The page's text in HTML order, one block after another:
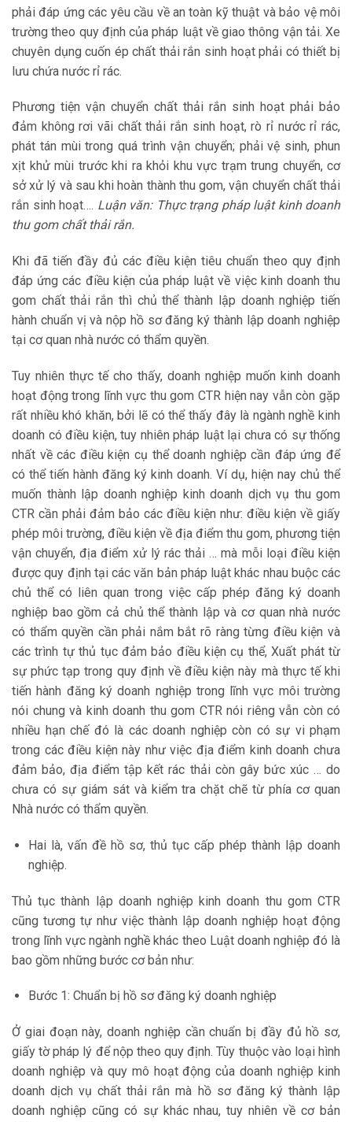
phải đáp ứng các yêu cầu về an toàn kỹ thuật và bảo vệ môi
trường theo quy định của pháp luật về giao thông vận tải. Xe
chuyên dụng cuốn ép chất thải rắn sinh hoạt phải có thiết bị
lưu chứa nước rỉ rác.
Phương tiện vận chuyển chất thải rắn sinh hoạt phải bảo
đảm không rơi vãi chất thải rắn sinh hoạt, rò rỉ nước rỉ rác,
phát tán mùi trong quá trình vận chuyển; phải vệ sinh, phun
xịt khử mùi trước khi ra khỏi khu vực trạm trung chuyển, cơ
sở xử lý và sau khi hoàn thành thu gom, vận chuyển chất thải
rắn sinh hoạt…. Luận văn: Thực trạng pháp luật kinh doanh
thu gom chất thải rắn.
Khi đã tiến đầy đủ các điều kiện tiêu chuẩn theo quy định
đáp ứng các điều kiện của pháp luật về việc kinh doanh thu
gom chất thải rắn thì chủ thể thành lập doanh nghiệp tiến
hành chuẩn vị và nộp hồ sơ đăng ký thành lập doanh nghiệp
tại cơ quan nhà nước có thẩm quyền.
Tuy nhiên thực tế cho thấy, doanh nghiệp muốn kinh doanh
hoạt động trong lĩnh vực thu gom CTR hiện nay vẫn còn gặp
rất nhiều khó khăn, bởi lẽ có thể thấy đây là ngành nghề kinh
doanh có điều kiện, tuy nhiên pháp luật lại chưa có sự thống
nhất về các điều kiện cụ thể doanh nghiệp cần đáp ứng để
có thể tiến hành đăng ký kinh doanh. Ví dụ, hiện nay chủ thể
muốn thành lập doanh nghiệp kinh doanh dịch vụ thu gom
CTR cần phải đảm bảo các điều kiện như: điều kiện về giấy
phép môi trường, điều kiện về địa điểm thu gom, phương tiện
vận chuyển, địa điểm xử lý rác thải … mà mỗi loại điều kiện
được quy định tại các văn bản pháp luật khác nhau buộc các
chủ thể có liên quan trong việc cấp phép đăng ký doanh
nghiệp bao gồm cả chủ thể thành lập và cơ quan nhà nước
có thẩm quyền cần phải nắm bắt rõ ràng từng điều kiện và
các trình tự thủ tục đảm bảo điều kiện cụ thể, Xuất phát từ
sự phức tạp trong quy định về điều kiện này mà thực tế khi
tiến hành đăng ký doanh nghiệp trong lĩnh vực môi trường
nói chung và kinh doanh thu gom CTR nói riêng vẫn còn có
nhiều hạn chế đó là các doanh nghiệp còn có sự vi phạm
trong các điều kiện này như việc địa điểm kinh doanh chưa
đảm bảo, địa điểm tập kết rác thải còn gây bức xúc … do
chưa có sự giám sát và kiểm tra chặt chẽ từ phía cơ quan
Nhà nước có thẩm quyền.
Hai là, vấn đề hồ sơ, thủ tục cấp phép thành lập doanh
nghiệp.
Thủ tục thành lập doanh nghiệp kinh doanh thu gom CTR
cũng tương tự như việc thành lập doanh nghiệp hoạt động
trong lĩnh vực ngành nghề khác theo Luật doanh nghiệp đó là
bao gồm những bước cơ bản như:
Bước 1: Chuẩn bị hồ sơ đăng ký doanh nghiệp
Ở giai đoạn này, doanh nghiệp cần chuẩn bị đầy đủ hồ sơ,
giấy tờ pháp lý để nộp theo quy định. Tùy thuộc vào loại hình
doanh nghiệp và quy mô hoạt động của doanh nghiệp kinh
doanh dịch vụ chất thải rắn mà hồ sơ đăng ký thành lập
doanh nghiệp cũng có sự khác nhau, tuy nhiên về cơ bản